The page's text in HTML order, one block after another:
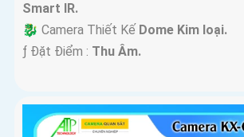
Smart IR.
🐉️ Camera Thiết Kế Dome Kim loại.
️ƒ Đặt Điểm : Thu Âm.